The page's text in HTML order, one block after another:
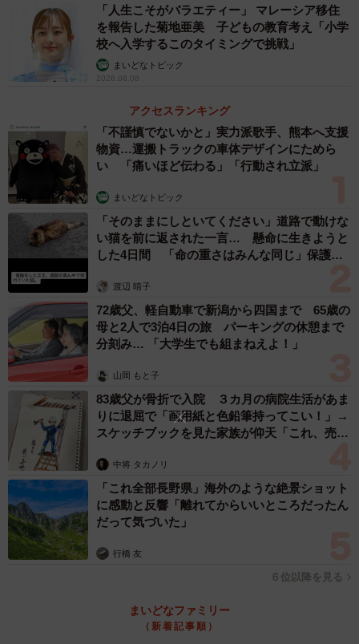
「人生こそがバラエティー」 マレーシア移住
を報告した菊地亜美 子どもの教育考え「小学
校へ入学するこのタイミングで挑戦」
まいどなトピック
2026.08.06
アクセスランキング
「不謹慎でないかと」実力派歌手、熊本へ支援
物資…運搬トラックの車体デザインにためら
い 「痛いほど伝わる」「行動され立派」
まいどなトピック
「そのままにしといてください」道路で動けな
い猫を前に返された一言… 懸命に生きようと
した4日間 「命の重さはみんな同じ」保護団
渡辺 晴子
72歳父、軽自動車で新潟から四国まで 65歳の
母と2人で3泊4日の旅 パーキングの休憩まで
分刻み… 「大学生でも組まねえよ！」
山岡 もと子
83歳父が骨折で入院 ３カ月の病院生活があま
りに退屈で「画用紙と色鉛筆持ってこい！」→
スケッチブックを見た家族が仰天「これ、売れ
中将 タカノリ
「これ全部長野県」海外のような絶景ショット
に感動と反響「離れてからいいところだったん
だって気づいた」
行橋 友
６位以降を見る
まいどなファミリー
（新着記事順）